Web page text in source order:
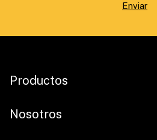
Productos
Nosotros